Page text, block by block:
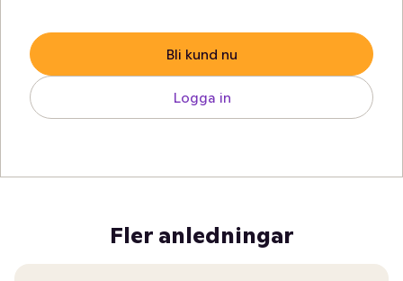
Bli kund nu
Logga in
Fler anledningar